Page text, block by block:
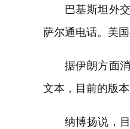
巴基斯坦外
萨尔通电话。美
据伊朗方面
文本，目前的版本
纳博扬说，